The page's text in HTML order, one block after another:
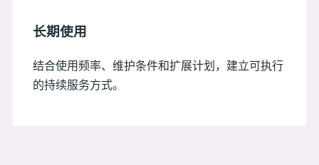
长期使用
结合使用频率、维护条件和扩展计划，建立可执行
的持续服务方式。